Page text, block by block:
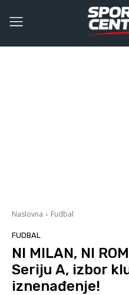
Naslovna Fudbal
FUDBAL
NI MILAN, NI
Seriju A, izbor
iznenađenje!